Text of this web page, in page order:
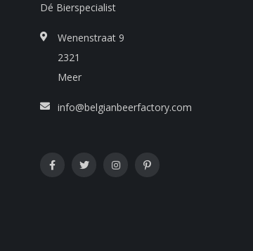
Dé Bierspecialist
Wenenstraat 9
2321
Meer
info@belgianbeerfactory.com